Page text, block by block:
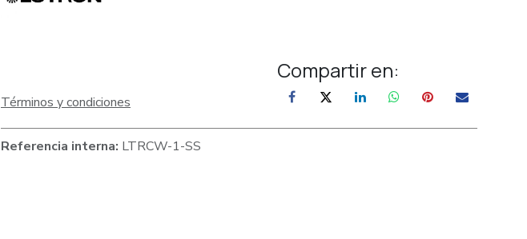
Términos y condiciones
Compartir en:
Referencia interna: LTRCW-1-SS